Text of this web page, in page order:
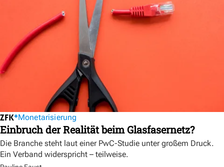
Monetarisierung
Einbruch der Realität beim Glasfasernetz?
Die Branche steht laut einer PwC-Studie unter großem Druck.
Ein Verband widerspricht – teilweise.